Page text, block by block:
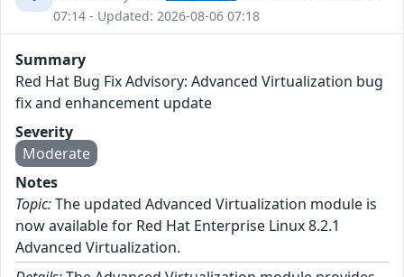
07:14 - Updated: 2026-08-06 07:18
Summary
Red Hat Bug Fix Advisory: Advanced Virtualization bug
fix and enhancement update
Severity
Moderate
Notes
Topic:The updated Advanced Virtualization module is
now available for Red Hat Enterprise Linux 8.2.1
Advanced Virtualization.